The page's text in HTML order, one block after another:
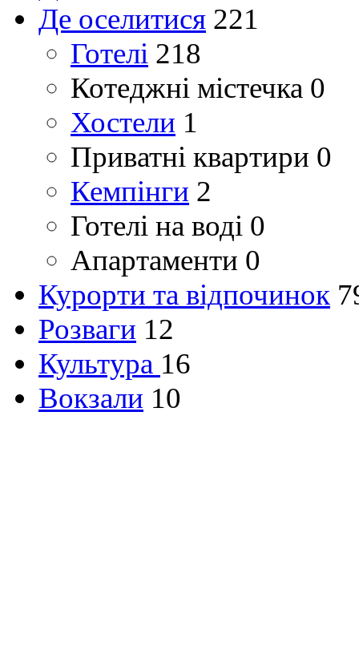
Де оселитися 221
Готелі 218
Котеджні містечка 0
Хостели 1
Приватні квартири 0
Кемпінги 2
Готелі на воді 0
Апартаменти 0
Курорти та відпочинок
Розваги 12
Культура 16
Вокзали 10